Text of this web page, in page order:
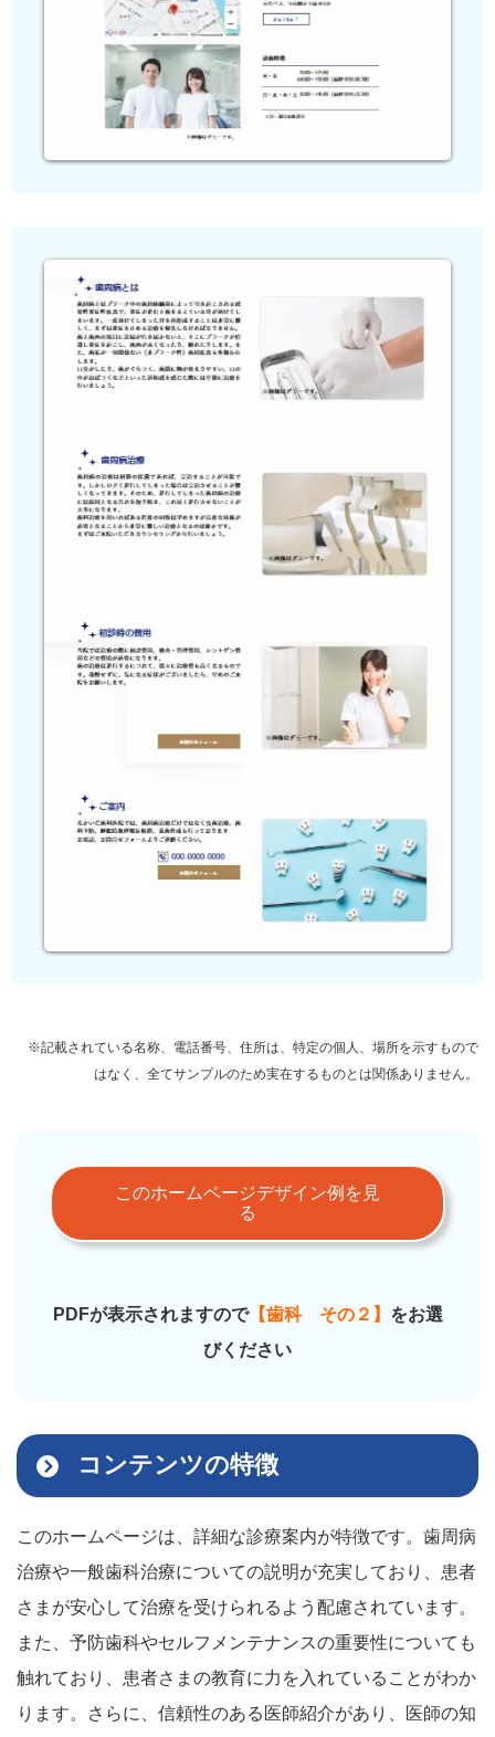
※記載されている名称、電話番号、住所は、特定の個人、場所を示すもので
はなく、全てサンプルのため実在するものとは関係ありません。
このホームページデザイン例を見
る
PDFが表示されますので【歯科 その２】 をお選
びください
コンテンツの特徴
このホームページは、詳細な診療案内が特徴です。歯周病
治療や一般歯科治療についての説明が充実しており、患者
さまが安心して治療を受けられるよう配慮されています。
また、予防歯科やセルフメンテナンスの重要性についても
触れており、患者さまの教育に力を入れていることがわか
ります。さらに、信頼性のある医師紹介があり、医師の知